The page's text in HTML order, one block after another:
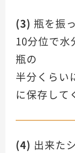
(3) 瓶を振
10分位で水
瓶の
半分くらい
に保存して
(4) 出来た